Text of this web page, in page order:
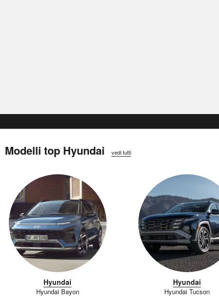
Modelli top Hyundai vedi tutti
Hyundai
Hyundai Bayon
Hyundai
Hyundai Tucson